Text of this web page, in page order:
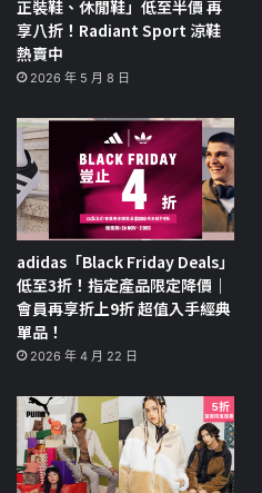
正裝鞋、休閒鞋」低至半價 再
享八折！Radiant Sport 涼鞋
熱賣中
2026 年 5 月 8 日
adidas「Black Friday Deals」
低至3折！指定產品限定降價｜
會員再享折上9折 超值入手經典
單品！
2026 年 4 月 22 日